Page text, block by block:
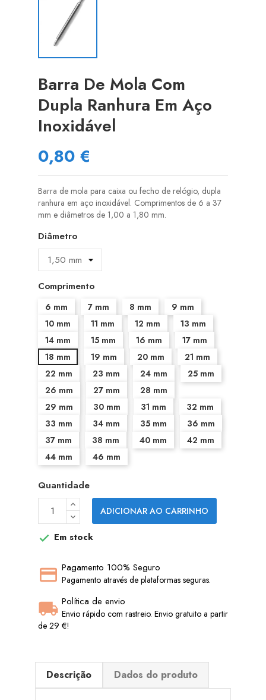
Barra De Mola Com
Dupla Ranhura Em Aço
Inoxidável
0,80 €
Barra de mola para caixa ou fecho de relógio, dupla
ranhura em aço inoxidável. Comprimentos de 6 a 37
mm e diâmetros de 1,00 a 1,80 mm.
Diâmetro
Comprimento
6 mm 7 mm 8 mm
9 mm
10 mm
11 mm 12 mm
13 mm
14 mm
15 mm 16 mm
17 mm
18 mm
19 mm 20 mm
21 mm
22 mm
23 mm 24 mm
25 mm
26 mm
27 mm
28 mm
29 mm
30 mm 31 mm
32 mm
33 mm
34 mm 35 mm
36 mm
37 mm
38 mm 40 mm
42 mm
44 mm
46 mm
Quantidade
ADICIONAR AO CARRINHO
 Em stock
Pagamento 100% Seguro
Pagamento através de plataformas seguras.
Política de envio
Envio rápido com rastreio. Envio gratuito a partir
de 29 €!
Descrição Dados do produto